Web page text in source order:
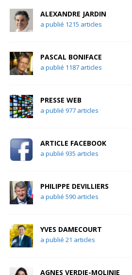
ALEXANDRE JARDIN
a publié 1215 articles
PASCAL BONIFACE
a publié 1187 articles
PRESSE WEB
a publié 977 articles
ARTICLE FACEBOOK
a publié 935 articles
PHILIPPE DEVILLIERS
a publié 590 articles
YVES DAMECOURT
a publié 21 articles
AGNES VERDIE-MOLINIE